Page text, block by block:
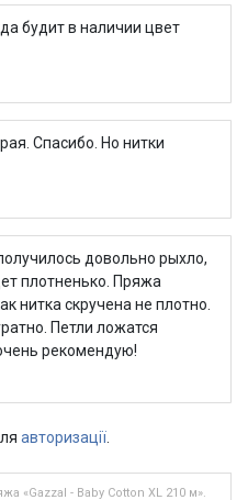
будит в наличии цвет
Спасибо. Но нитки
довольно рыхло,
плотненько. Пряжа
нитка скручена не плотно.
Петли ложатся
рекомендую!
авторизації
«Gazzal - Baby Cotton XL 210 м».